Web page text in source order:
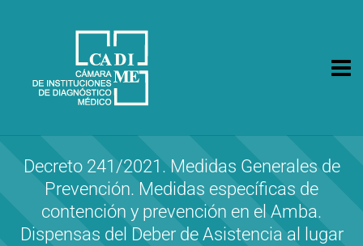
CA.DI.ME.
Cámara de Instituciones de Diagnóstico Médico
Decreto 241/2021. Medidas Generales de
Prevención. Medidas específicas de
contención y prevención en el Amba.
Dispensas del Deber de Asistencia al lugar